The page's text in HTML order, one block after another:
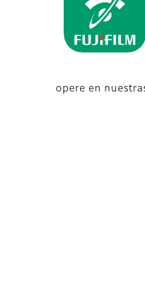
opere en